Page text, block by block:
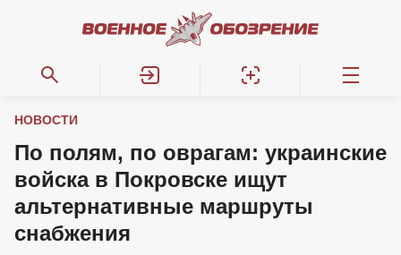
НОВОСТИ
По полям, по оврагам: украинские
войска в Покровске ищут
альтернативные маршруты
снабжения